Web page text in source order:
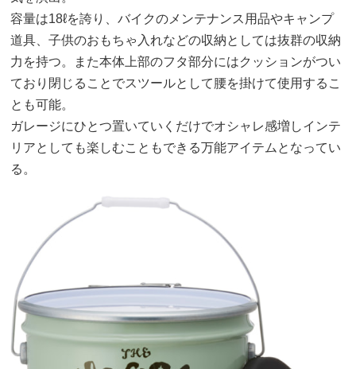
容量は18ℓを誇り、バイクのメンテナンス用品やキャンプ
道具、子供のおもちゃ入れなどの収納としては抜群の収納
力を持つ。また本体上部のフタ部分にはクッションがつい
ており閉じることでスツールとして腰を掛けて使用するこ
とも可能。
ガレージにひとつ置いていくだけでオシャレ感増しインテ
リアとしても楽しむこともできる万能アイテムとなってい
る。